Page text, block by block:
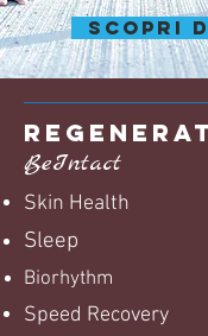
scopri
BeIntact
Skin Health
Sleep
Biorhythm
Speed Recovery